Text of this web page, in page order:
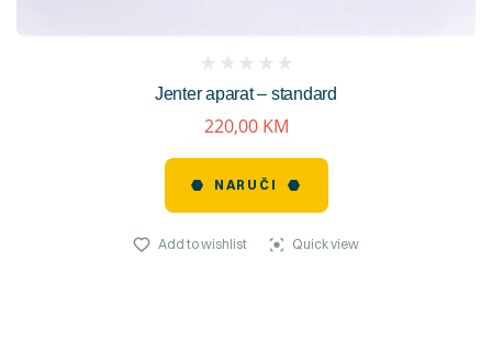
Jenter aparat – standard
reviews)
220,00 KM
NARUČI
Add to wishlist Quick view